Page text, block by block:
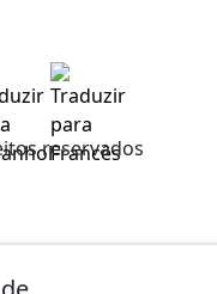
reservados